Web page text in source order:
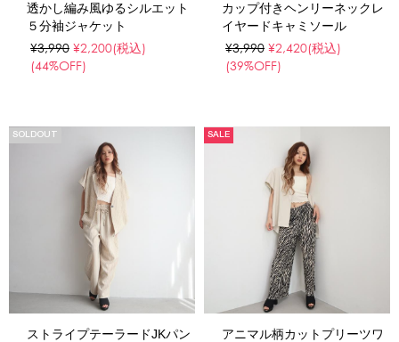
透かし編み風ゆるシルエット
５分袖ジャケット
¥3,990 ¥2,200(税込)
(44%OFF)
カップ付きヘンリーネックレ
イヤードキャミソール
¥3,990 ¥2,420(税込)
(39%OFF)
SOLDOUT
ストライプテーラードJKパン
SALE
アニマル柄カットプリーツワ